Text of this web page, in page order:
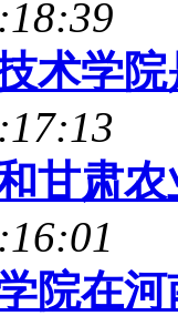
术学院
甘肃
院在